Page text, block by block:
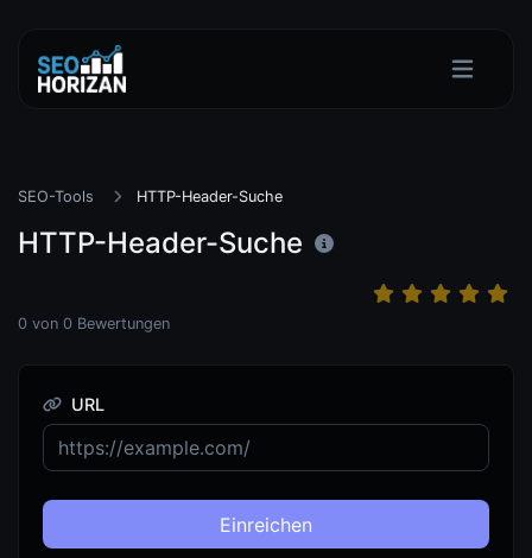
SEO-Tools HTTP-Header-Suche
HTTP-Header-Suche
0 von 0 Bewertungen
URL
Einreichen